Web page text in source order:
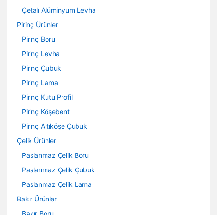
Çetalı Alüminyum Levha
Pirinç Ürünler
Pirinç Boru
Pirinç Levha
Pirinç Çubuk
Pirinç Lama
Pirinç Kutu Profil
Pirinç Köşebent
Pirinç Altıköşe Çubuk
Çelik Ürünler
Paslanmaz Çelik Boru
Paslanmaz Çelik Çubuk
Paslanmaz Çelik Lama
Bakır Ürünler
Bakır Boru